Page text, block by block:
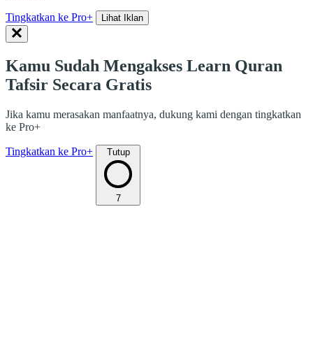
Tingkatkan ke Pro+ Lihat Iklan
Kamu Sudah Mengakses Learn Quran
Tafsir Secara Gratis
Jika kamu merasakan manfaatnya, dukung kami dengan tingkatkan
ke Pro+
Tingkatkan ke Pro+ Tutup
7